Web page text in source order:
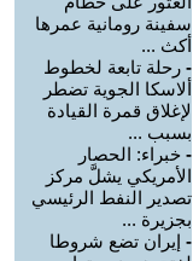
سفينة رومانية عمرها
أكث ...
- رحلة تابعة لخطوط
ألاسكا الجوية تضطر
لإغلاق قمرة القيادة
بسبب ...
- خبراء: الحصار
الأمريكي يشلَّ مركز
تصدير النفط الرئيسي
بجزيرة ...
- إيران تضع شروطا